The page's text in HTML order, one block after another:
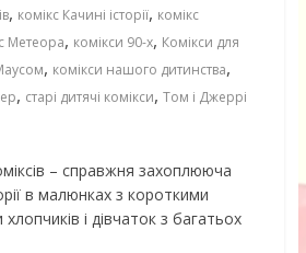
, комікс Качині історії, комікс
Метеора, комікси 90-х, Комікси для
, комікси нашого дитинства,
, старі дитячі комікси, Том і Джеррі
– справжня захоплююча
в малюнках з короткими
і дівчаток з багатьох